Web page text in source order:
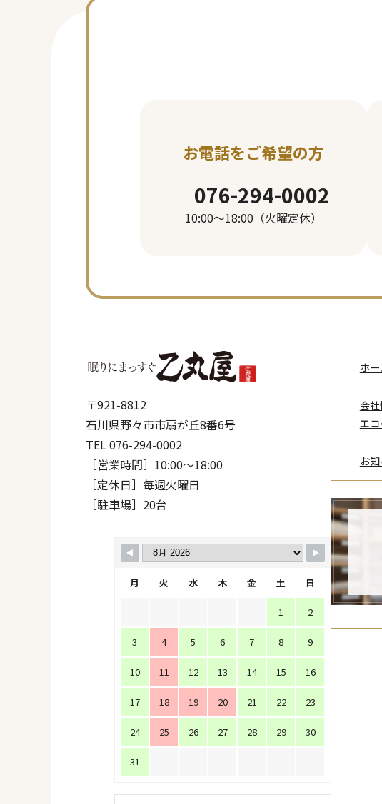
お電話をご希望の方
076-294-0002
10:00〜18:00（火曜定休）
〒921-8812
石川県野々市市扇が丘8番6号
TEL 076-294-0002
［営業時間］10:00〜18:00
［定休日］毎週火曜日
［駐車場］20台
月 火 水 木 金 土 日
1 2
3 4 5 6 7 8 9
10 11 12 13 14 15 16
17 18 19 20 21 22 23
24 25 26 27 28 29 30
31
ホー
会
エ
お